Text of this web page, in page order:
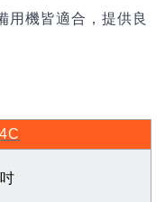
用機皆適合，提供良
吋